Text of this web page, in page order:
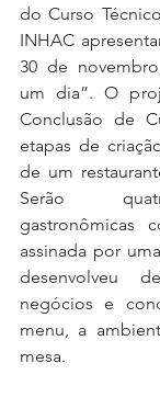
do Curso
INHAC
30 de
um dia”. O
Conclusão de
etapas de
de um
Serão
gastronômicas
assinada por
desenvolveu
negócios e
menu, a
mesa.